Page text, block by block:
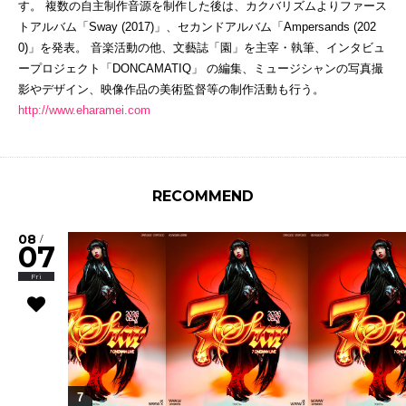
す。 複数の自主制作音源を制作した後は、カクバリズムよりファース
トアルバム「Sway (2017)」、セカンドアルバム「Ampersands (202
0)」を発表。 音楽活動の他、文藝誌「園」を主宰・執筆、インタビュ
ープロジェクト「DONCAMATIQ」 の編集、ミュージシャンの写真撮
影やデザイン、映像作品の美術監督等の制作活動も行う。
http://www.eharamei.com
RECOMMEND
08 /
07
Fri
7